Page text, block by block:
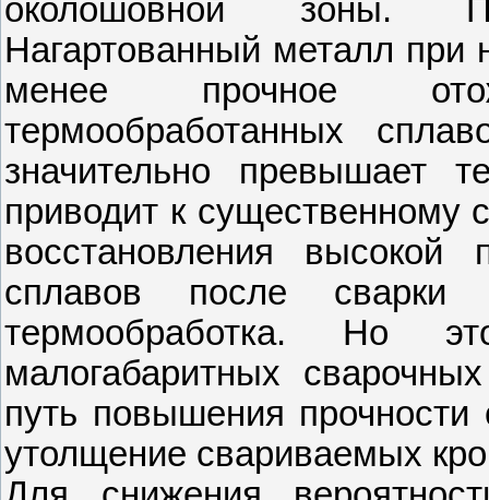
околошовной зоны.
Нагартованный металл при
менее прочное
термообработанных
значительно превышает
приводит к существенному
восстановления высокой
сплавов после сварки
термообработка. Но
малогабаритных
путь повышения прочности
утолщение свариваемых